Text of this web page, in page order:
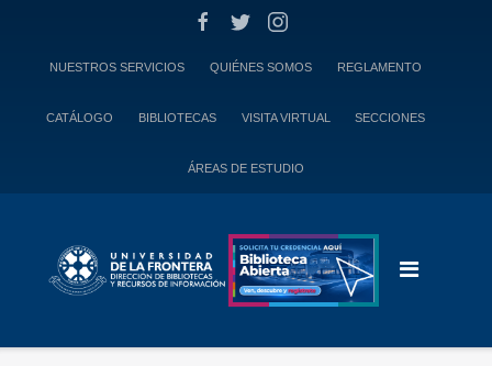
NUESTROS SERVICIOS QUIÉNES SOMOS REGLAMENTO
CATÁLOGO BIBLIOTECAS VISITA VIRTUAL SECCIONES
ÁREAS DE ESTUDIO